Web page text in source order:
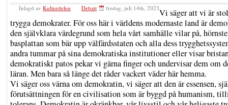
Inlagd av Kulturdelen Debatt fredag, juli 14th, 2023Vi säger att vi är
trygga demokrater. För oss här i världens modernaste land är
den självklara värdegrund som hela vårt samhälle vilar på,
basplattan som bär upp välfärdsstaten och alla dess
andra tummar på sina demokratiska institutioner eller visar
demokratiskt patos pekar vi gärna finger och undervisar dem om
läran. Men bara så länge det råder vackert väder här hemma.
Vi säger oss värna om demokratin, vi säger att den är essensen,
förutsättningen för en civilisation som är byggd på humanism,